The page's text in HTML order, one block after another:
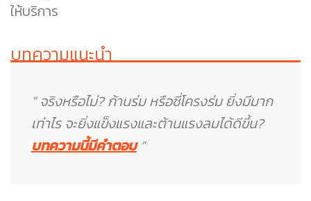
ให้บริการ
บทความแนะนำ
” จริงหรือไม่? ก้านร่ม หรือซี่โครงร่ม ยิ่งมีมาก
เท่าไร จะยิ่งแข็งแรงและต้านแรงลมได้ดีขึ้น?
บทความนี้มีคำตอบ”